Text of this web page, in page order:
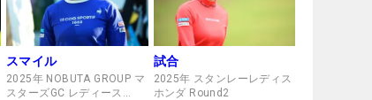
スマイル
2025年 NOBUTA GROUP マ
スターズGC レディース
試合
2025年 スタンレーレディス
ホンダ Round2